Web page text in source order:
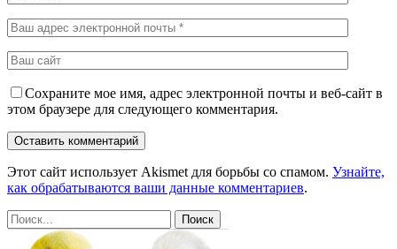
Сохраните мое имя, адрес электронной почты и веб-сайт в
этом браузере для следующего комментария.
Этот сайт использует Akismet для борьбы со спамом. Узнайте,
как обрабатываются ваши данные комментариев.